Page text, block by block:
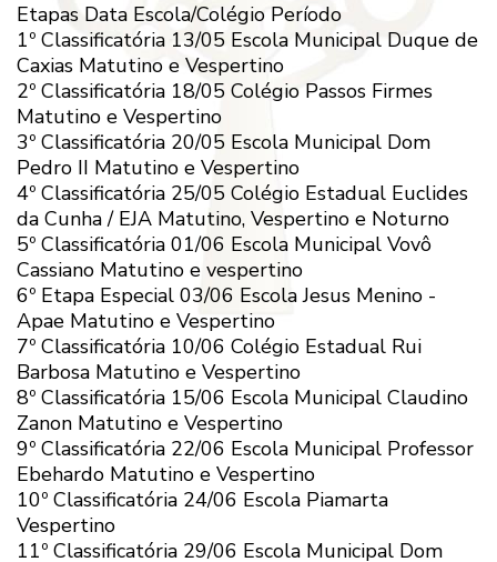
Etapas Data Escola/Colégio Período
1º Classificatória 13/05 Escola Municipal Duque de
Caxias Matutino e Vespertino
2º Classificatória 18/05 Colégio Passos Firmes
Matutino e Vespertino
3º Classificatória 20/05 Escola Municipal Dom
Pedro II Matutino e Vespertino
4º Classificatória 25/05 Colégio Estadual Euclides
da Cunha / EJA Matutino, Vespertino e Noturno
5º Classificatória 01/06 Escola Municipal Vovô
Cassiano Matutino e vespertino
6º Etapa Especial 03/06 Escola Jesus Menino -
Apae Matutino e Vespertino
7º Classificatória 10/06 Colégio Estadual Rui
Barbosa Matutino e Vespertino
8º Classificatória 15/06 Escola Municipal Claudino
Zanon Matutino e Vespertino
9º Classificatória 22/06 Escola Municipal Professor
Ebehardo Matutino e Vespertino
10º Classificatória 24/06 Escola Piamarta
Vespertino
11º Classificatória 29/06 Escola Municipal Dom